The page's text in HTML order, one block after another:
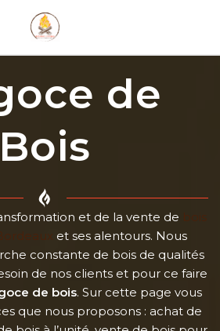
de
Bois
et de la vente de bois
et ses alentours. Nous
constante de bois de qualités
de nos clients et pour ce faire
de bois. Sur cette page vous
que nous proposons : achat de